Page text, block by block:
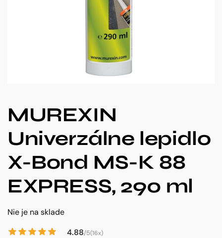
MUREXIN
Univerzálne lepidlo
X-Bond MS-K 88
EXPRESS, 290 ml
Nie je na sklade
4.88/5(16x)